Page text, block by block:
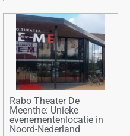
Rabo Theater De
Meenthe: Unieke
evenementenlocatie in
Noord-Nederland